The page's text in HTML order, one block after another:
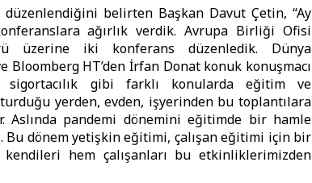
düzenlendiğini belirten Başkan Davut Çetin, “Ay
ağırlık verdik. Avrupa Birliği Ofisi
üzerine iki konferans düzenledik. Dünya
Bloomberg HT’den İrfan Donat konuk konuşmacı
sigortacılık gibi farklı konularda eğitim ve
yerden, evden, işyerinden bu toplantılara
pandemi dönemini eğitimde bir hamle
dönem yetişkin eğitimi, çalışan eğitimi için bir
hem çalışanları bu etkinliklerimizden